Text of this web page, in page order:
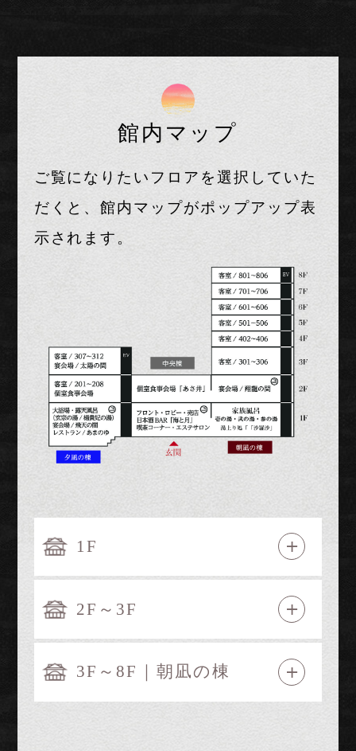
館内マップ
ご覧になりたいフロアを選択していた
だくと、館内マップがポップアップ表
示されます。
1F
2F～3F
3F～8F｜朝凪の棟